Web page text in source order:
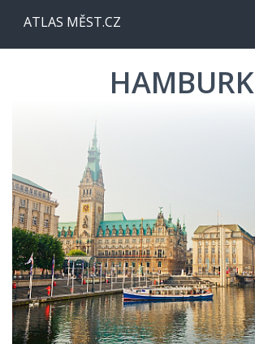
ATLAS MĚST.CZ
HAMBURK